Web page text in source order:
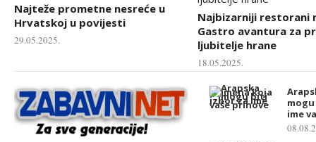
Najteže prometne nesreće u
Hrvatskoj u povijesti
29.05.2025.
Najbizarniji restorani
Gastro avantura za
ljubitelje hrane
18.05.2025.
ime